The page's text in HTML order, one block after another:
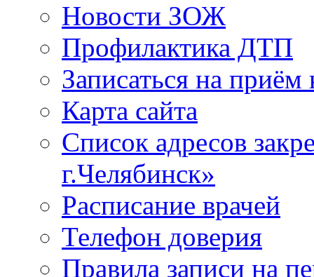
Новости ЗОЖ
Профилактика ДТП
Записаться на приём
Карта сайта
Список адресов
г.Челябинск»
Расписание врачей
Телефон доверия
Правила записи на